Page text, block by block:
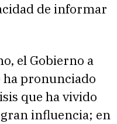
de informar
el Gobierno a
ha pronunciado
que ha vivido
influencia; en